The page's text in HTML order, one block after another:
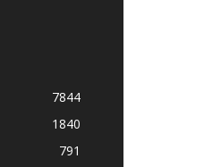
7844
1840
791